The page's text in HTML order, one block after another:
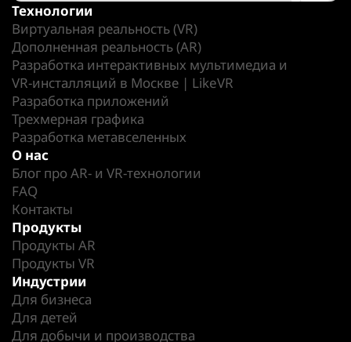
Технологии
Виртуальная реальность (VR)
Дополненная реальность (AR)
Разработка интерактивных мультимедиа и
VR-инсталляций в Москве | LikeVR
Разработка приложений
Трехмерная графика
Разработка метавселенных
О нас
Блог про AR- и VR-технологии
FAQ
Контакты
Продукты
Продукты AR
Продукты VR
Индустрии
Для бизнеса
Для детей
Для добычи и производства